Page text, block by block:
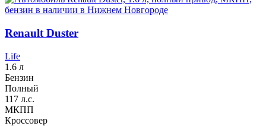
Renault Duster
Life
1.6 л
Бензин
Полный
117 л.с.
МКПП
Кроссовер